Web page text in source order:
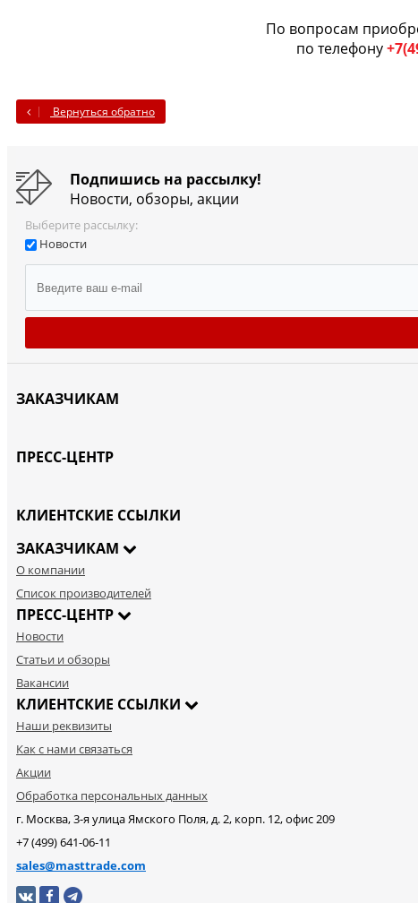
По вопросам
по телефону
Вернуться обратно
Подпишись на рассылку!
Новости, обзоры, акции
Выберите рассылку:
Новости
ЗАКАЗЧИКАМ
ПРЕСС-ЦЕНТР
КЛИЕНТСКИЕ ССЫЛКИ
ЗАКАЗЧИКАМ
О компании
Список производителей
ПРЕСС-ЦЕНТР
Новости
Статьи и обзоры
Вакансии
КЛИЕНТСКИЕ ССЫЛКИ
Наши реквизиты
Как с нами связаться
Акции
Обработка персональных данных
г. Москва, 3-я улица Ямского Поля, д. 2, корп. 12, офис 209
+7 (499) 641-06-11
sales@masttrade.com